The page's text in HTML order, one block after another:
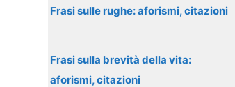
Frasi sulle rughe: aforismi, citazioni
Frasi sulla brevità della vita:
aforismi, citazioni